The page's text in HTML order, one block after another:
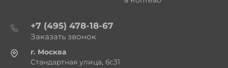
+7 (495) 478-18-67
Заказать звонок
г. Москва
Стандартная улица, 6с31